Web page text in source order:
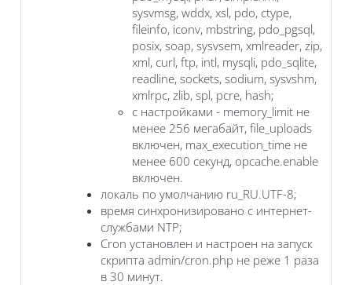
sysvmsg, wddx, xsl, pdo, ctype,
fileinfo, iconv, mbstring, pdo_pgsql,
posix, soap, sysvsem, xmlreader, zip,
xml, curl, ftp, intl, mysqli, pdo_sqlite,
readline, sockets, sodium, sysvshm,
xmlrpc, zlib, spl, pcre, hash;
с настройками - memory_limit не
менее 256 мегабайт, file_uploads
включен, max_execution_time не
менее 600 секунд, opcache.enable
включен.
локаль по умолчанию ru_RU.UTF-8;
время синхронизировано с интернет-
службами NTP;
Cron установлен и настроен на запуск
скрипта admin/cron.php не реже 1 раза
в 30 минут.